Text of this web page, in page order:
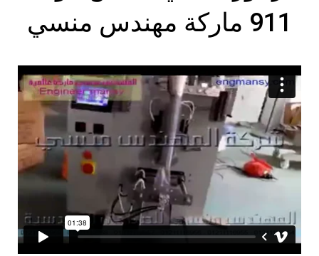
911 ماركة مهندس منسي